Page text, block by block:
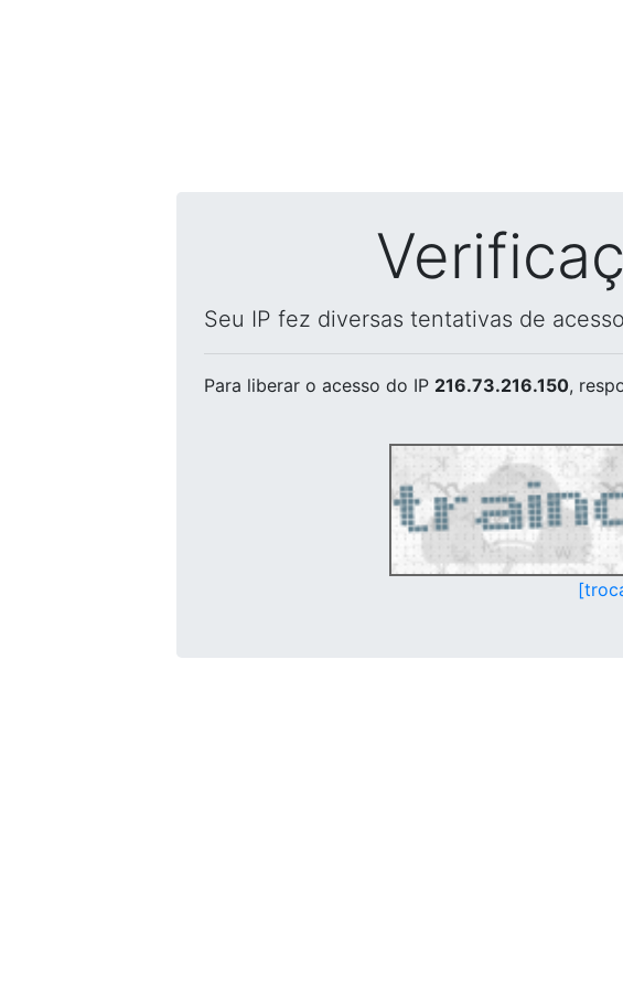
Seu IP fez diversas tentativas de
Para liberar o acesso do IP 216.73.216.150,